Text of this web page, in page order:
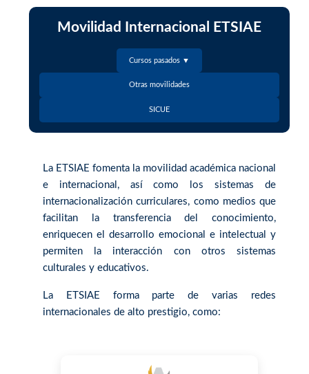
Movilidad Internacional ETSIAE
Cursos pasados ▼
Otras movilidades
SICUE
La ETSIAE fomenta la movilidad académica nacional
e internacional, así como los sistemas de
internacionalización curriculares, como medios que
facilitan la transferencia del conocimiento,
enriquecen el desarrollo emocional e intelectual y
permiten la interacción con otros sistemas
culturales y educativos.
La ETSIAE forma parte de varias redes
internacionales de alto prestigio, como: